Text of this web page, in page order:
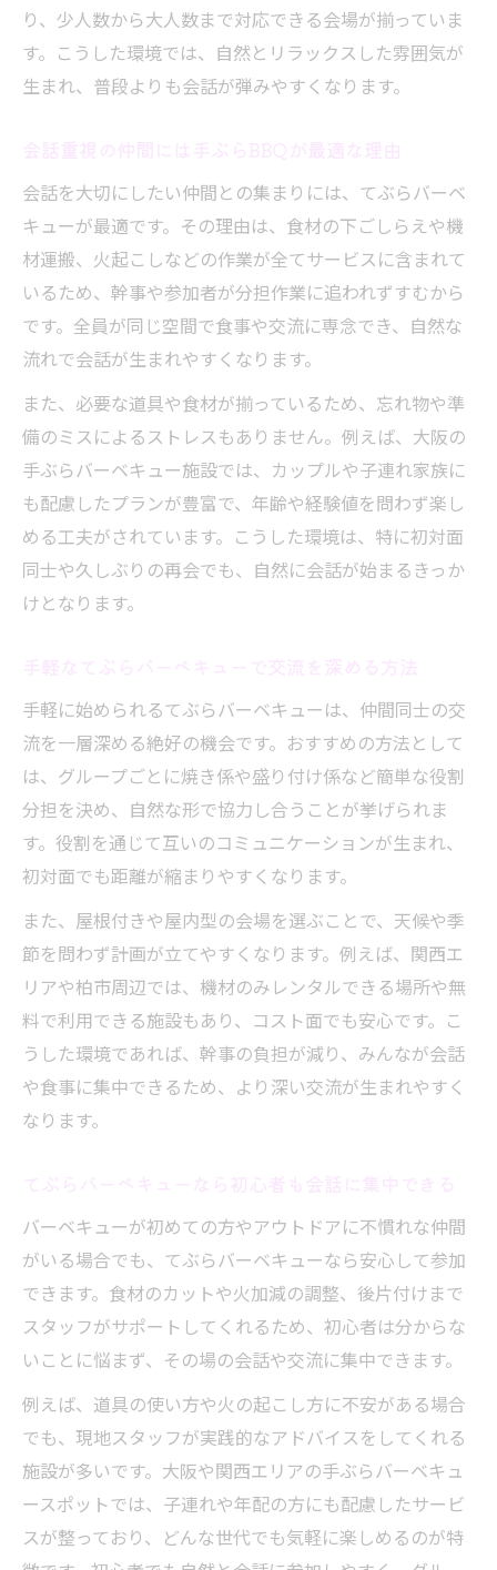
り、少人数から大人数まで対応できる会場が揃っていま
す。こうした環境では、自然とリラックスした雰囲気が
生まれ、普段よりも会話が弾みやすくなります。
会話を大切にしたい仲間との集まりには、てぶらバーベ
キューが最適です。その理由は、食材の下ごしらえや機
材運搬、火起こしなどの作業が全てサービスに含まれて
いるため、幹事や参加者が分担作業に追われずすむから
です。全員が同じ空間で食事や交流に専念でき、自然な
流れで会話が生まれやすくなります。
また、必要な道具や食材が揃っているため、忘れ物や準
備のミスによるストレスもありません。例えば、大阪の
手ぶらバーベキュー施設では、カップルや子連れ家族に
も配慮したプランが豊富で、年齢や経験値を問わず楽し
める工夫がされています。こうした環境は、特に初対面
同士や久しぶりの再会でも、自然に会話が始まるきっか
けとなります。
手軽に始められるてぶらバーベキューは、仲間同士の交
流を一層深める絶好の機会です。おすすめの方法として
は、グループごとに焼き係や盛り付け係など簡単な役割
分担を決め、自然な形で協力し合うことが挙げられま
す。役割を通じて互いのコミュニケーションが生まれ、
初対面でも距離が縮まりやすくなります。
また、屋根付きや屋内型の会場を選ぶことで、天候や季
節を問わず計画が立てやすくなります。例えば、関西エ
リアや柏市周辺では、機材のみレンタルできる場所や無
料で利用できる施設もあり、コスト面でも安心です。こ
うした環境であれば、幹事の負担が減り、みんなが会話
や食事に集中できるため、より深い交流が生まれやすく
なります。
バーベキューが初めての方やアウトドアに不慣れな仲間
がいる場合でも、てぶらバーベキューなら安心して参加
できます。食材のカットや火加減の調整、後片付けまで
スタッフがサポートしてくれるため、初心者は分からな
いことに悩まず、その場の会話や交流に集中できます。
例えば、道具の使い方や火の起こし方に不安がある場合
でも、現地スタッフが実践的なアドバイスをしてくれる
施設が多いです。大阪や関西エリアの手ぶらバーベキュ
ースポットでは、子連れや年配の方にも配慮したサービ
スが整っており、どんな世代でも気軽に楽しめるのが特